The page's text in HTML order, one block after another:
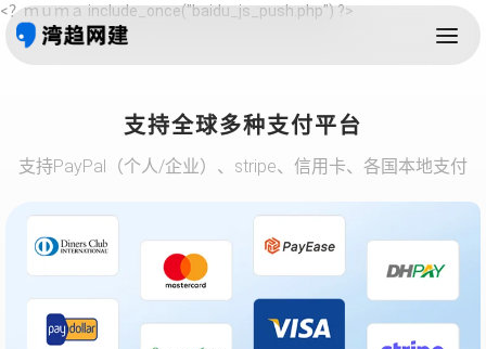
<？ｍｕｍａ include_once("baidu_js_push.php") ?>
支持全球多种支付平台
支持PayPal（个人/企业）、stripe、信用卡、各国本地支付